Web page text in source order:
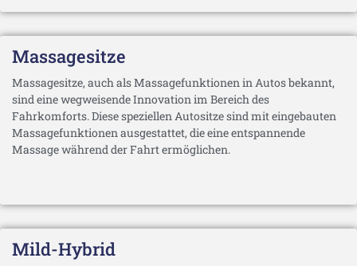
Massagesitze
Massagesitze, auch als Massagefunktionen in Autos bekannt,
sind eine wegweisende Innovation im Bereich des
Fahrkomforts. Diese speziellen Autositze sind mit eingebauten
Massagefunktionen ausgestattet, die eine entspannende
Massage während der Fahrt ermöglichen.
Mild-Hybrid